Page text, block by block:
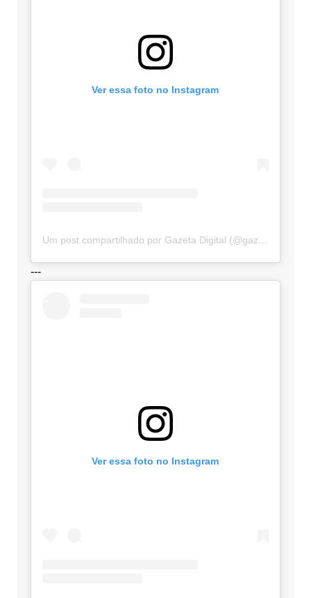
Ver essa foto no Instagram
Um post compartilhado por Gazeta Digital (@gazetadigital)
---
Ver essa foto no Instagram